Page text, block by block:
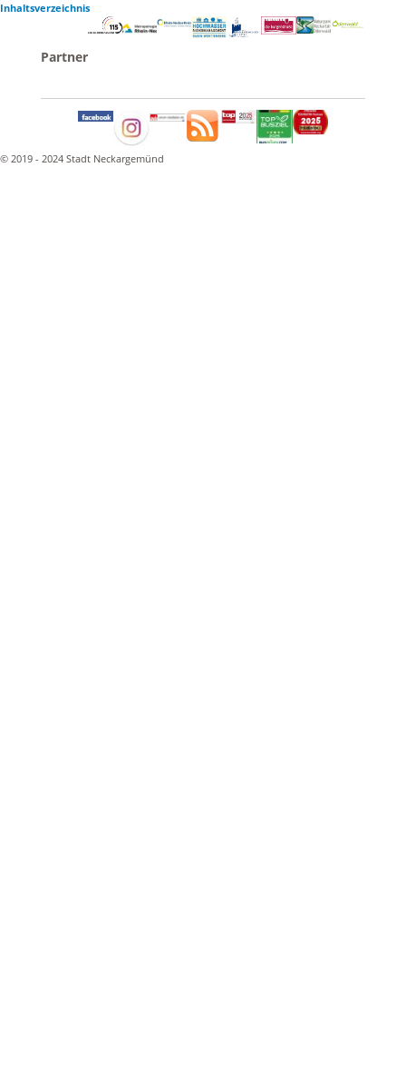
Inhaltsverzeichnis
© 2019 - 2024 Stadt Neckargemünd